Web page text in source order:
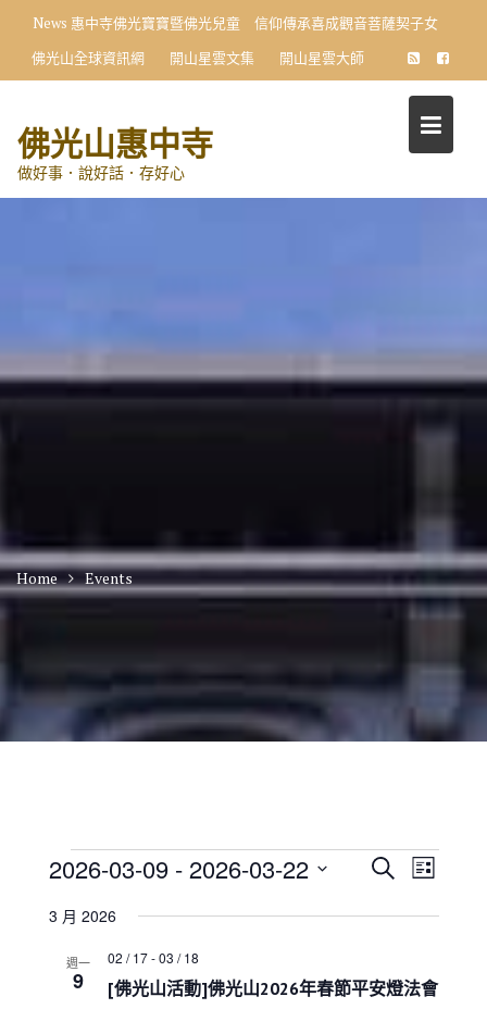
content
News 惠中寺佛光寶寶暨佛光兒童 信仰傳承喜成觀音菩薩契子女
佛光山全球資訊網
開山星雲文集 開山星雲大師
佛光山惠中寺
做好事．說好話．存好心
Home Events
Events
E
e
s
S
S
a
h
E
v
n
i
L
2026-03-09 - 2026-03-22
e
3 月 2026
週一
9 [佛光山活動]佛光山2026年春節平安燈法會
02 / 17-03 / 18